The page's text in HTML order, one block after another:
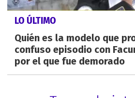
LO ÚLTIMO
Quién es la modelo que
confuso episodio con
por el que fue demorado